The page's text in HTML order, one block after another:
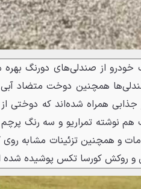
از صندلی‌های دورنگ بهره
همچنین دوخت متضاد آبی
همراه شده‌اند که دوختی
هم نوشته تمراریو و سه رنگ
مات و همچنین تزئینات مشابه
و روکش کورسا تکس پوشیده